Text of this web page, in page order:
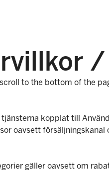
/
to the bottom of the
tjänsterna kopplat till
oavsett försäljningskanal
gäller oavsett om